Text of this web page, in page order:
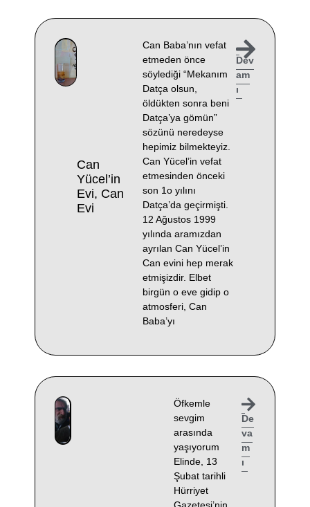
Can
Yücel’in
Evi, Can
Evi
Can Baba’nın vefat
etmeden önce
söylediği “Mekanım
Datça olsun,
öldükten sonra beni
Datça’ya gömün”
sözünü neredeyse
hepimiz bilmekteyiz.
Can Yücel’in vefat
etmesinden önceki
son 1o yılını
Datça’da geçirmişti.
12 Ağustos 1999
yılında aramızdan
ayrılan Can Yücel’in
Can evini hep merak
etmişizdir. Elbet
birgün o eve gidip o
atmosferi, Can
Baba’yı
Dev
am
ı
Öfkemle
sevgim
arasında
yaşıyorum
Elinde, 13
Şubat tarihli
Hürriyet
De
va
m
ı